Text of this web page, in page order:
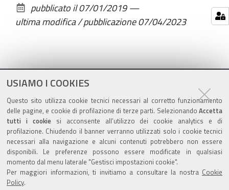
USIAMO I COOKIES
Questo sito utilizza cookie tecnici necessari al corretto funzionamento
delle pagine, e cookie di profilazione di terze parti. Selezionando Accetta
tutti i cookiesi acconsente all’utilizzo dei cookie analytics e di
profilazione. Chiudendo il banner verranno utilizzati solo i cookie tecnici
necessari alla navigazione e alcuni contenuti potrebbero non essere
disponibili. Le preferenze possono essere modificate in qualsiasi
momento dal menu laterale "Gestisci impostazioni cookie".
Per maggiori informazioni, ti invitiamo a consultare la nostra Cookie
Policy.
documento
pubblicato il07/01/2019—
ultima modifica / pubblicazione07/04/2023
Azienda Ospedaliero-Universitaria
di Ferrara- Arcispedale Sant'Anna
Via Aldo Moro, 8 - 44124 Cona, Ferrara